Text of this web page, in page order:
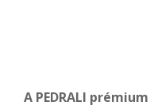
A PEDRALI